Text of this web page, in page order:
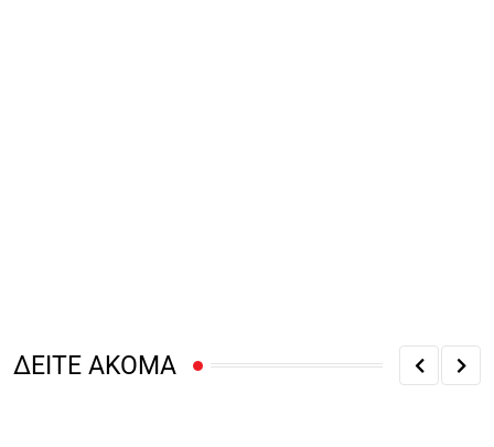
ΔΕΙΤΕ ΑΚΟΜΑ